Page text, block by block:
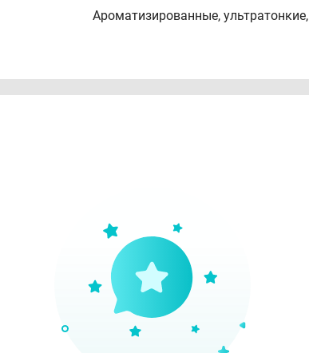
Ароматизированные,
Условия хранения
Не смывать в унитаз. Хранить в